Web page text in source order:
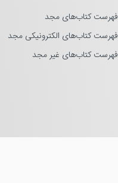
فهرست کتاب‌های مجد
فهرست کتاب‌های الکترونیکی مجد
فهرست کتاب‌های غیر مجد